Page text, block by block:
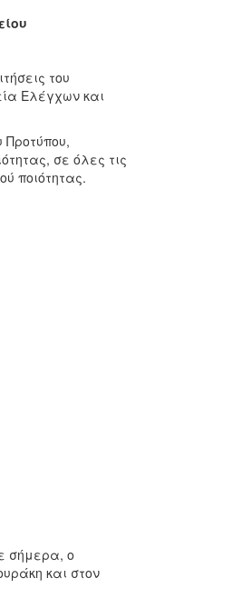
του
Ελέγχων και
Προτύπου,
σε όλες τις
ποιότητας.
σήμερα, ο
και στον